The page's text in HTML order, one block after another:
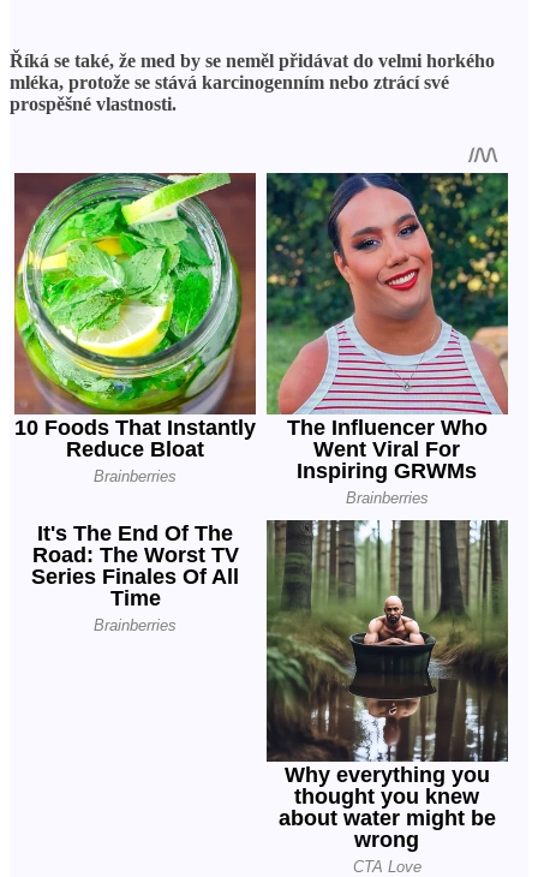
Říká se také, že med by se neměl přidávat do velmi horkého
mléka, protože se stává karcinogenním nebo ztrácí své
prospěšné vlastnosti.